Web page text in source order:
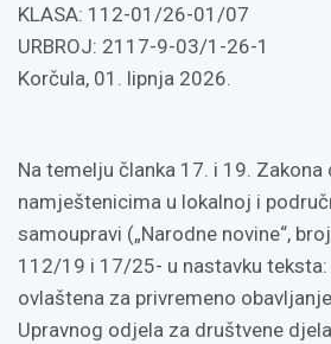
KLASA: 112-01/26-01/07
URBROJ: 2117-9-03/1-26-1
Korčula, 01. lipnja 2026.
Na temelju članka 17. i 19. Zakona
namještenicima u lokalnoj i
samoupravi („Narodne novine“,
112/19 i 17/25- u nastavku teksta:
ovlaštena za privremeno
Upravnog odjela za društvene